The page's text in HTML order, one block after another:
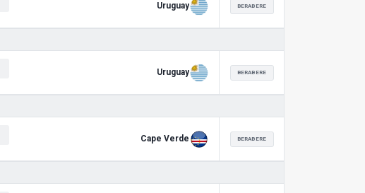
Uruguay BERABERE
Uruguay BERABERE
Cape Verde BERABERE